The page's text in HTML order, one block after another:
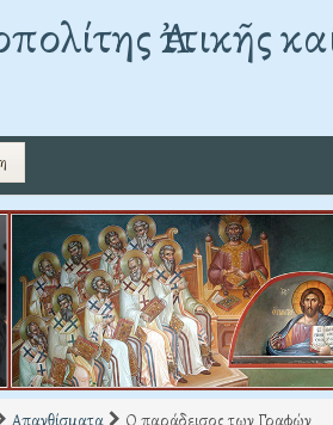
Ἀττικῆς
Απανθίσματα Ο παράδεισος των Γραφών